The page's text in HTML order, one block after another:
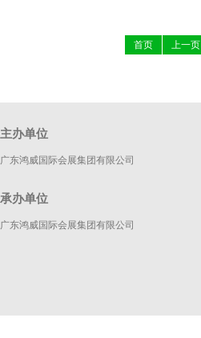
首页 上一页
主办单位
广东鸿威国际会展集团有限公司
承办单位
广东鸿威国际会展集团有限公司